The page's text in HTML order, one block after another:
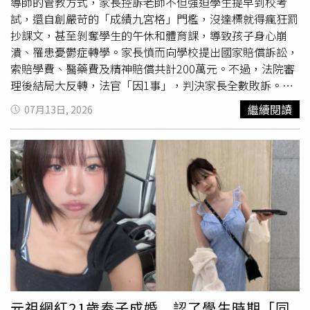
這麼不喜歡爸爸！」幸好，這趟旅程中還有神隊友哥哥劉子
銓。趙小僑欣慰表示，典典寶寶非常想念哥哥，只要有劉子
銓在，兩兄妹就能玩得不亦樂乎，也成功解救了差點崩潰的
父母。中華電信今（14）日攜手子公司智趣王數位科技，發
表東野圭吾經典作品《解憂雜貨店》臺灣首部全角色有聲
劇，在「i聽聽」訂閱制平台獨家上架。此次全角色有聲劇
由子公司智趣王數位科技主導規劃與製作，突破傳統有聲書
單人朗讀形式，以全角色戲劇化形式高規格打造，由演員連
晨翔擔任主述、集結劉子銓、洪暐哲、許博維、劉亮佐、張
稜、高華麗等實力派演員參與演出，並由陳美貞擔任聲音導
演，攜手曹冀魯、于正昌、李世揚、陳彥鈞、汪世瑋等臺灣
重量級配音演員共同獻聲。《解憂雜貨店》臺灣首部全角色
有聲劇，由演員連晨翔擔任主述、集結劉子銓、洪暐哲、許
博維、劉亮佐、張稜、高華麗等實力派演員參與演出。（圖
／林俐瑄攝）
試，還自創嚴苛的「成績九宮格」門檻，沒達標就得瘋狂罰
抄課文，甚至剝奪學生的午休和體育課，導致孩子身心崩
潰、罹患憂鬱症轉學。家長憤而向學校提出國家賠償訴訟，
索賠學費、醫藥費及精神賠償共計200萬元。不過，法院審
理後結局大反轉，法官「因1事」，判決家長全數敗訴。國
中男家長控訴般導太嚴苛，制定「目標九宮格」的成績單，
考試沒過就要抄寫課文，孩子因此常常罰寫到半夜。（示意
圖與本事件無關／翻攝自圖庫Pexels）家長控訴班導「教導
嚴苛」 要求學校賠200萬根據判決書內容，該名男同學的
家長指控，孩子讀國一時，當時的班導師規定非常嚴苛，要
求學生每天早上7點25分就要到校考試或自習，遲到就要罰
抄課文。不僅如此，老師還制定了一張「目標九宮格」的成
績單，訂出孩子根本做不到的高標，只要考試沒過，就要罰
抄好幾張稿紙的課文。家長表示，孩子每天為了處罰寫到半
夜，放學用跑的去補習班還遲到，甚至因為沒寫完，連午休
跟體育課都不能上。她向學校反映後，老師反而懷恨在心，
私底下酸孩子：「你的計謀成功了！」導致孩子最後精神壓
力大到抗拒上學，最後被迫轉學。家長認為學校督導不週，
07月13日, 2026 繼續閱讀